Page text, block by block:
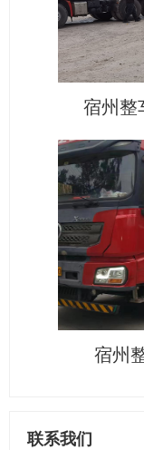
宿州整
宿州
联系我们